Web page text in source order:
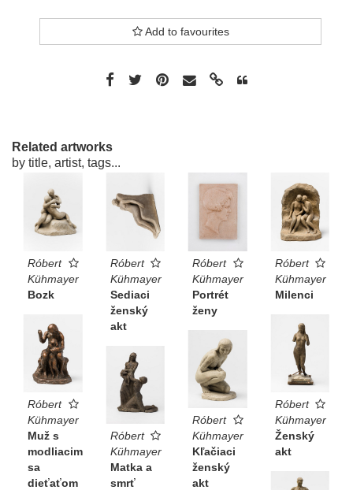
Add to favourites
Related artworks
by title, artist, tags...
Róbert
Kühmayer
Bozk
Róbert
Kühmayer
Sediaci
ženský
akt
Róbert
Kühmayer
Portrét
ženy
Róbert
Kühmayer
Milenci
Róbert
Kühmayer
Muž s
modliacim
sa
dieťaťom
Róbert
Kühmayer
Ženský
akt
Róbert
Kühmayer
Kľačiaci
ženský
akt
Róbert
Kühmayer
Matka a
smrť